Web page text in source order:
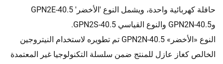
حافلة كهربائية واحدة، ويشمل النوع 'الأخضر' GPN2E-40.5
وGPN2N-40.5 والنوع القياسي GPN2S-40.5.
النوع «الأخضر» GPN2N-40.5 تم تطويره لاستخدام النيتروجين
الخالص كغاز عازل للمنتج ضمن سلسلة التكنولوجيا غير المعتمدة